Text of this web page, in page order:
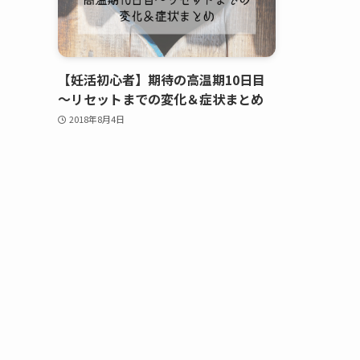
【妊活初心者】期待の高温期10日目
～リセットまでの変化＆症状まとめ
2018年8月4日